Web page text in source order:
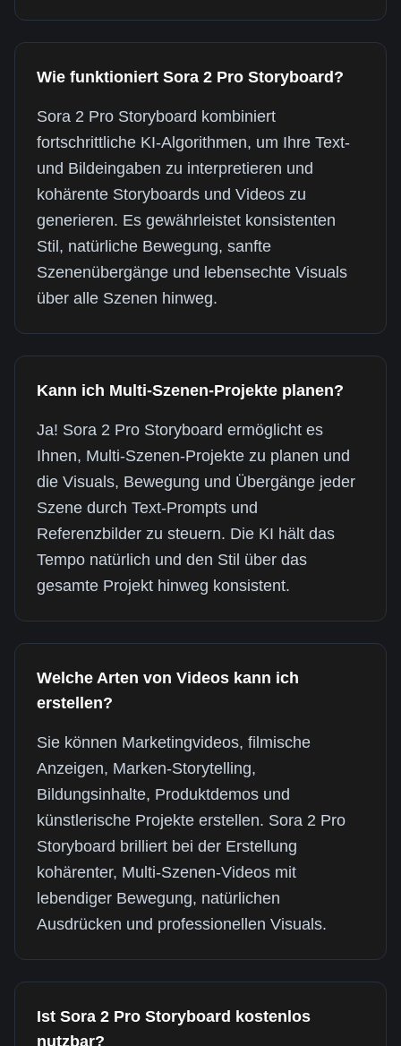
Wie funktioniert Sora 2 Pro Storyboard?
Sora 2 Pro Storyboard kombiniert
fortschrittliche KI-Algorithmen, um Ihre Text-
und Bildeingaben zu interpretieren und
kohärente Storyboards und Videos zu
generieren. Es gewährleistet konsistenten
Stil, natürliche Bewegung, sanfte
Szenenübergänge und lebensechte Visuals
über alle Szenen hinweg.
Kann ich Multi-Szenen-Projekte planen?
Ja! Sora 2 Pro Storyboard ermöglicht es
Ihnen, Multi-Szenen-Projekte zu planen und
die Visuals, Bewegung und Übergänge jeder
Szene durch Text-Prompts und
Referenzbilder zu steuern. Die KI hält das
Tempo natürlich und den Stil über das
gesamte Projekt hinweg konsistent.
Welche Arten von Videos kann ich
erstellen?
Sie können Marketingvideos, filmische
Anzeigen, Marken-Storytelling,
Bildungsinhalte, Produktdemos und
künstlerische Projekte erstellen. Sora 2 Pro
Storyboard brilliert bei der Erstellung
kohärenter, Multi-Szenen-Videos mit
lebendiger Bewegung, natürlichen
Ausdrücken und professionellen Visuals.
Ist Sora 2 Pro Storyboard kostenlos
nutzbar?